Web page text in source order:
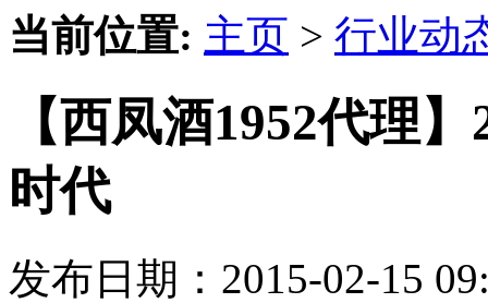
当前位置: 主页 > 行业动
【西凤酒1952代理
时代
发布日期：2015-02-15